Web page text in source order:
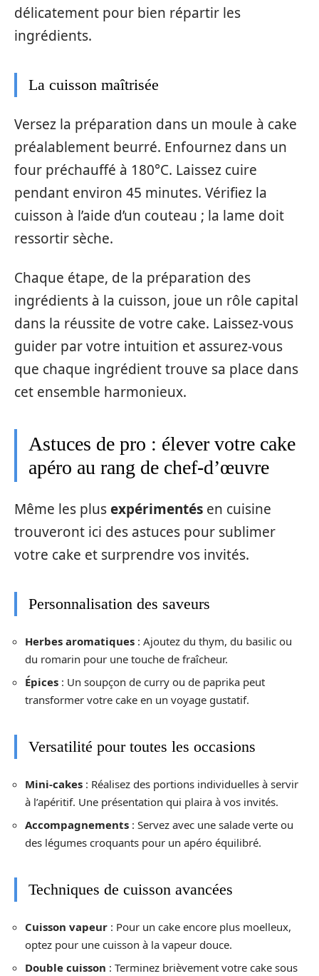
délicatement pour bien répartir les
ingrédients.
La cuisson maîtrisée
Versez la préparation dans un moule à cake
préalablement beurré. Enfournez dans un
four préchauffé à 180°C. Laissez cuire
pendant environ 45 minutes. Vérifiez la
cuisson à l’aide d’un couteau ; la lame doit
ressortir sèche.
Chaque étape, de la préparation des
ingrédients à la cuisson, joue un rôle capital
dans la réussite de votre cake. Laissez-vous
guider par votre intuition et assurez-vous
que chaque ingrédient trouve sa place dans
cet ensemble harmonieux.
Astuces de pro : élever votre cake
apéro au rang de chef-d’œuvre
Même les plusexpérimentés en cuisine
trouveront ici des astuces pour sublimer
votre cake et surprendre vos invités.
Personnalisation des saveurs
Herbes aromatiques : Ajoutez du thym, du basilic ou
du romarin pour une touche de fraîcheur.
Épices : Un soupçon de curry ou de paprika peut
transformer votre cake en un voyage gustatif.
Versatilité pour toutes les occasions
Mini-cakes : Réalisez des portions individuelles à servir
à l’apéritif. Une présentation qui plaira à vos invités.
Accompagnements : Servez avec une salade verte ou
des légumes croquants pour un apéro équilibré.
Techniques de cuisson avancées
Cuisson vapeur : Pour un cake encore plus moelleux,
optez pour une cuisson à la vapeur douce.
Double cuisson : Terminez brièvement votre cake sous